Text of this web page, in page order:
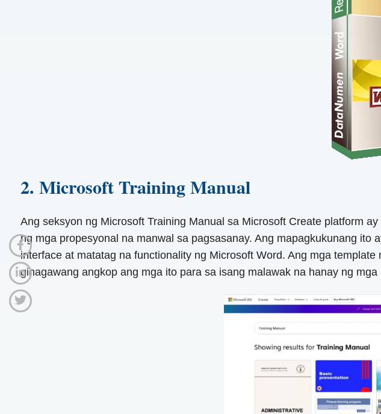
2. Microsoft Training Manual
Ang seksyon ng Microsoft Training Manual sa Microsoft Create platform
ng mga propesyonal na manwal sa pagsasanay. Ang mapagkukunang
interface at matatag na functionality ng Microsoft Word. Ang mga
ginagawang angkop ang mga ito para sa isang malawak na hanay ng